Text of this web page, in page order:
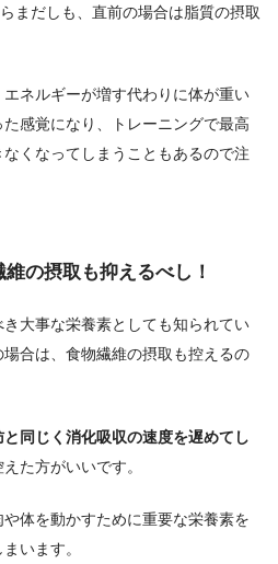
まだしも、直前の場合は脂質の摂取
ネルギーが増す代わりに体が重い
感覚になり、トレーニングで最高
くなってしまうこともあるので注
の摂取も抑えるべし！
大事な栄養素としても知られてい
場合は、食物繊維の摂取も控えるの
同じく消化吸収の速度を遅めてし
た方がいいです。
体を動かすために重要な栄養素を
います。